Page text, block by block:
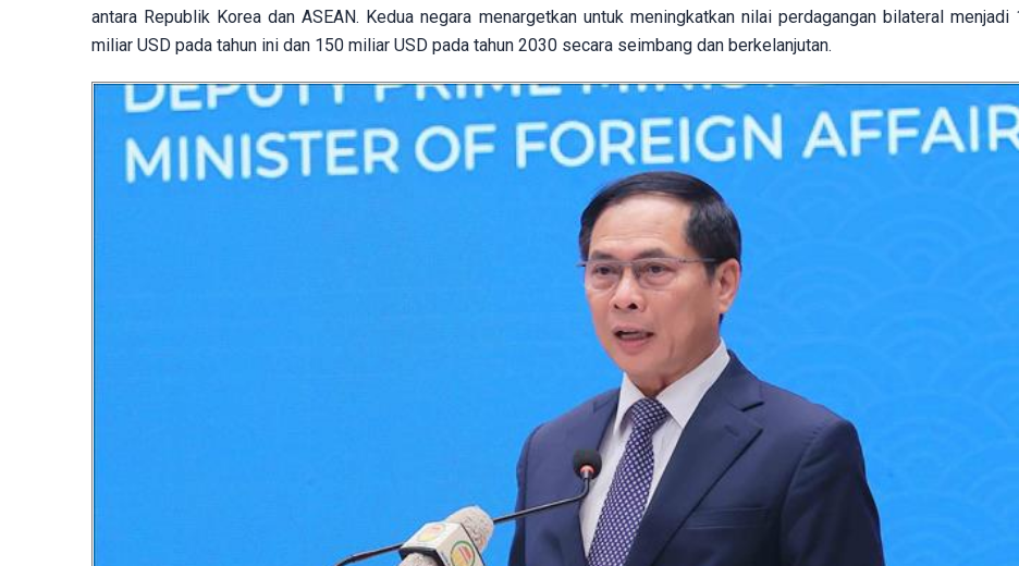
antara Republik Korea dan ASEAN. Kedua negara menargetkan untuk meningkatkan nilai perdagangan bilateral menjadi
miliar USD pada tahun ini dan 150 miliar USD pada tahun 2030 secara seimbang dan berkelanjutan.